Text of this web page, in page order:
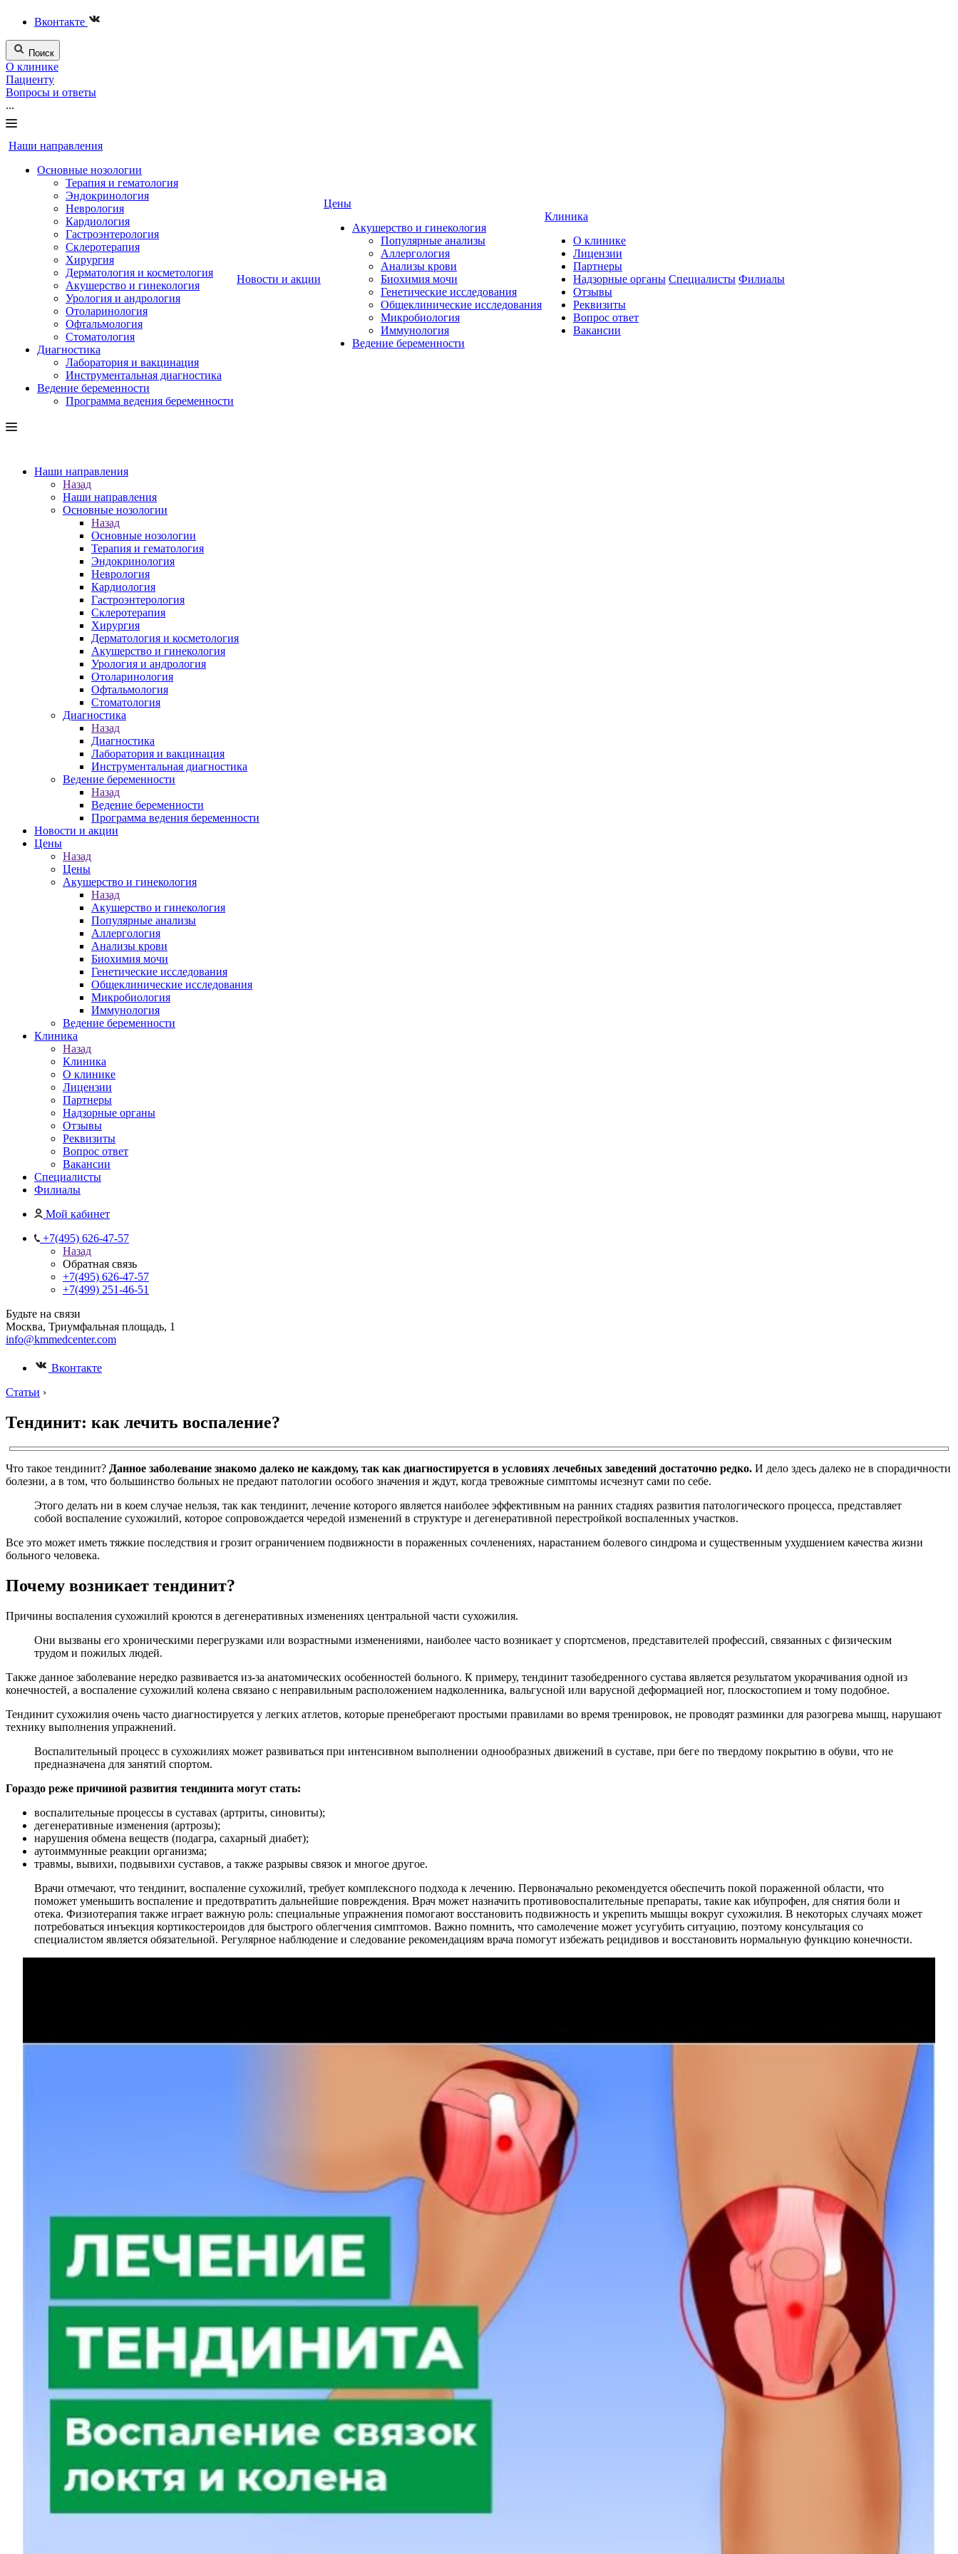
Вконтакте
Поиск
О клинике
Пациенту
Вопросы и ответы
...
Наши направления
Основные нозологии
Терапия и гематология
Эндокринология
Неврология
Кардиология
Гастроэнтерология
Склеротерапия
Хирургия
Дерматология и косметология
Акушерство и гинекология
Урология и андрология
Отоларинология
Офтальмология
Стоматология
Диагностика
Лаборатория и вакцинация
Инструментальная диагностика
Ведение беременности
Программа ведения беременности
Новости и акции
Цены
Акушерство и гинекология
Популярные анализы
Аллергология
Анализы крови
Биохимия мочи
Генетические исследования
Общеклинические исследования
Микробиология
Иммунология
Ведение беременности
Клиника
О клинике
Лицензии
Партнеры
Надзорные органы
Отзывы
Реквизиты
Вопрос ответ
Вакансии
Специалисты Филиалы
Наши направления
Назад
Наши направления
Основные нозологии
Назад
Основные нозологии
Терапия и гематология
Эндокринология
Неврология
Кардиология
Гастроэнтерология
Склеротерапия
Хирургия
Дерматология и косметология
Акушерство и гинекология
Урология и андрология
Отоларинология
Офтальмология
Стоматология
Диагностика
Назад
Диагностика
Лаборатория и вакцинация
Инструментальная диагностика
Ведение беременности
Назад
Ведение беременности
Программа ведения беременности
Новости и акции
Цены
Назад
Цены
Акушерство и гинекология
Назад
Акушерство и гинекология
Популярные анализы
Аллергология
Анализы крови
Биохимия мочи
Генетические исследования
Общеклинические исследования
Микробиология
Иммунология
Ведение беременности
Клиника
Назад
Клиника
О клинике
Лицензии
Партнеры
Надзорные органы
Отзывы
Реквизиты
Вопрос ответ
Вакансии
Специалисты
Филиалы
Мой кабинет
+7(495) 626-47-57
Назад
Обратная связь
+7(495) 626-47-57
+7(499) 251-46-51
Будьте на связи
Москва, Триумфальная площадь, 1
info@kmmedcenter.com
Вконтакте
Статьи ›
Тендинит: как лечить воспаление?
Что такое тендинит? Данное заболевание знакомо далеко не каждому, так как диагностируется в условиях лечебных заведений достаточно редко. И дело здесь далеко не в спорадичности
болезни, а в том, что большинство больных не предают патологии особого значения и ждут, когда тревожные симптомы исчезнут сами по себе.
Этого делать ни в коем случае нельзя, так как тендинит, лечение которого является наиболее эффективным на ранних стадиях развития патологического процесса, представляет
собой воспаление сухожилий, которое сопровождается чередой изменений в структуре и дегенеративной перестройкой воспаленных участков.
Все это может иметь тяжкие последствия и грозит ограничением подвижности в пораженных сочленениях, нарастанием болевого синдрома и существенным ухудшением качества жизни
больного человека.
Почему возникает тендинит?
Причины воспаления сухожилий кроются в дегенеративных изменениях центральной части сухожилия.
Они вызваны его хроническими перегрузками или возрастными изменениями, наиболее часто возникает у спортсменов, представителей профессий, связанных с физическим
трудом и пожилых людей.
Также данное заболевание нередко развивается из-за анатомических особенностей больного. К примеру, тендинит тазобедренного сустава является результатом укорачивания одной из
конечностей, а воспаление сухожилий колена связано с неправильным расположением надколенника, вальгусной или варусной деформацией ног, плоскостопием и тому подобное.
Тендинит сухожилия очень часто диагностируется у легких атлетов, которые пренебрегают простыми правилами во время тренировок, не проводят разминки для разогрева мышц, нарушают
технику выполнения упражнений.
Воспалительный процесс в сухожилиях может развиваться при интенсивном выполнении однообразных движений в суставе, при беге по твердому покрытию в обуви, что не
предназначена для занятий спортом.
Гораздо реже причиной развития тендинита могут стать:
воспалительные процессы в суставах (артриты, синовиты);
дегенеративные изменения (артрозы);
нарушения обмена веществ (подагра, сахарный диабет);
аутоиммунные реакции организма;
травмы, вывихи, подвывихи суставов, а также разрывы связок и многое другое.
Врачи отмечают, что тендинит, воспаление сухожилий, требует комплексного подхода к лечению. Первоначально рекомендуется обеспечить покой пораженной области, что
поможет уменьшить воспаление и предотвратить дальнейшие повреждения. Врач может назначить противовоспалительные препараты, такие как ибупрофен, для снятия боли и
отека. Физиотерапия также играет важную роль: специальные упражнения помогают восстановить подвижность и укрепить мышцы вокруг сухожилия. В некоторых случаях может
потребоваться инъекция кортикостероидов для быстрого облегчения симптомов. Важно помнить, что самолечение может усугубить ситуацию, поэтому консультация со
специалистом является обязательной. Регулярное наблюдение и следование рекомендациям врача помогут избежать рецидивов и восстановить нормальную функцию конечности.